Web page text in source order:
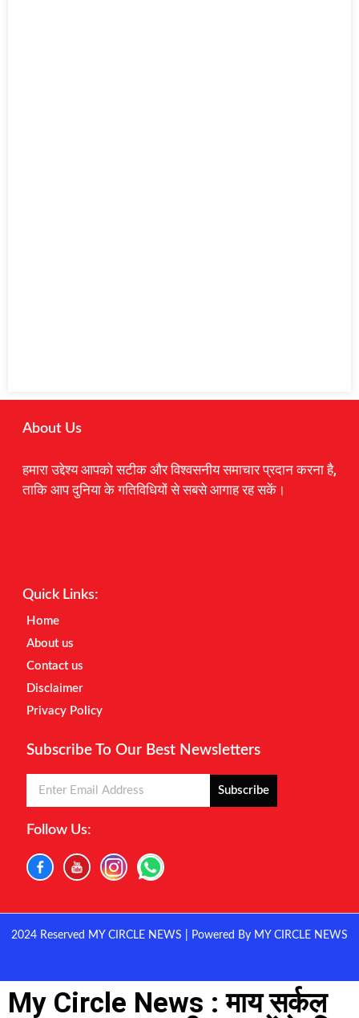
About Us
हमारा उद्देश्य आपको सटीक और विश्वसनीय समाचार प्रदान करना है,
ताकि आप दुनिया के गतिविधियों से सबसे आगाह रह सकें।
Quick Links:
Home
About us
Contact us
Disclaimer
Privacy Policy
Subscribe To Our Best Newsletters
Subscribe
Follow Us:
2024 Reserved MY CIRCLE NEWS | Powered By MY CIRCLE NEWS
My Circle News : माय सर्कल